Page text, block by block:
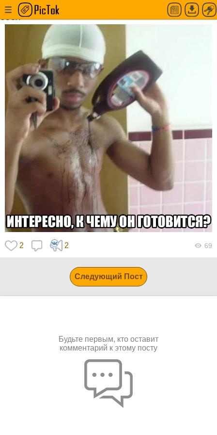
Чернокожий обливает себя соусом и фоткает
себя
2 2 69
Следующий Пост
Будьте первым, кто оставит
комментарий к этому посту